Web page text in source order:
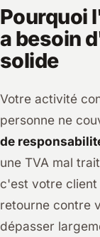
Pourquoi
a besoin
solide
Votre activité
personne ne
de
une TVA mal
c'est votre
retourne contre
dépasser